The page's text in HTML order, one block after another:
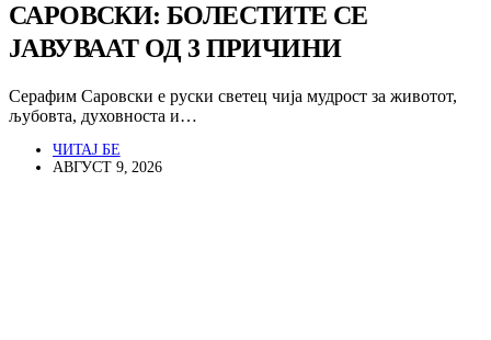
САРОВСКИ: БОЛЕСТИТЕ СЕ
ЈАВУВААТ ОД 3 ПРИЧИНИ
Серафим Саровски е руски светец чија мудрост за животот,
љубовта, духовноста и…
ЧИТАЈ БЕ
АВГУСТ 9, 2026